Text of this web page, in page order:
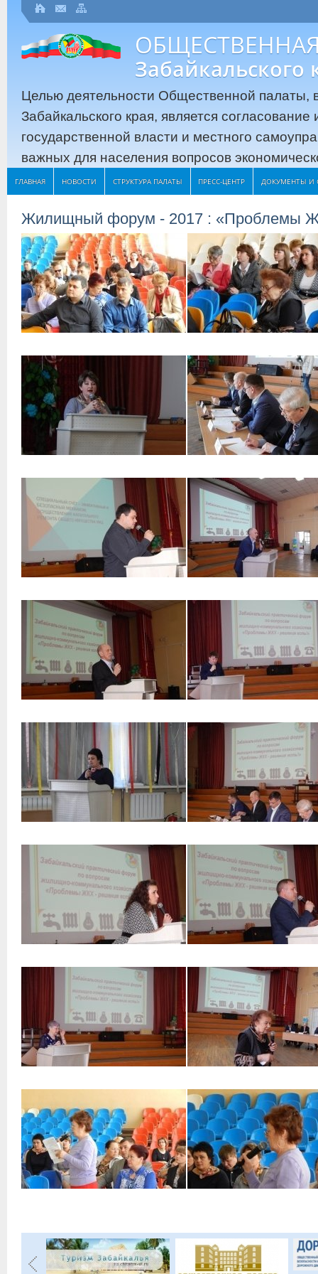
Забайкальского
Целью деятельности Общественной палаты,
Забайкальского края, является
государственной власти и местного
важных для населения вопросов
ГЛАВНАЯ НОВОСТИ СТРУКТУРА ПАЛАТЫ ПРЕСС-ЦЕНТР ДОКУМЕНТЫ И
Жилищный форум - 2017 : «Проблемы